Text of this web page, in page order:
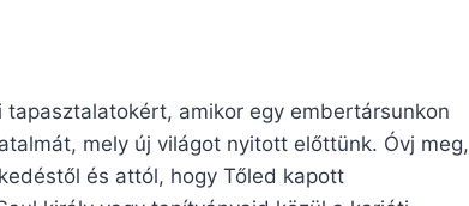
amikor egy embertársunkon
mely új világot nyitott előttünk. Óvj meg,
és attól, hogy Tőled kapott